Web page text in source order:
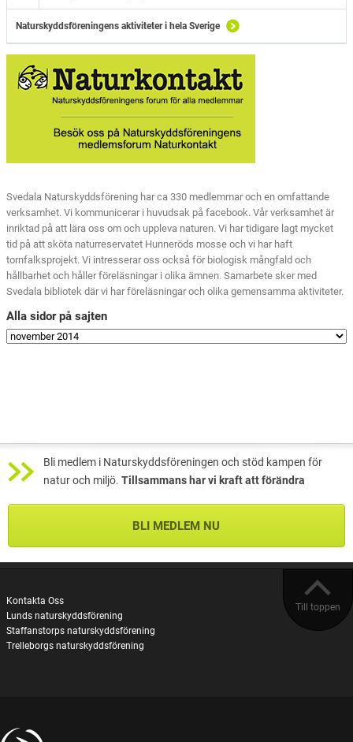
Naturskyddsföreningens aktiviteter i hela Sverige
Svedala Naturskyddsförening har ca 330 medlemmar och en omfattande
verksamhet. Vi kommunicerar i huvudsak på facebook. Vår verksamhet är
inriktad på att lära oss om och uppleva naturen. Vi har tidigare lagt mycket
tid på att sköta naturreservatet Hunneröds mosse och vi har haft
tornfalksprojekt. Vi intresserar oss också för biologisk mångfald och
hållbarhet och håller föreläsningar i olika ämnen. Samarbete sker med
Svedala bibliotek där vi har föreläsningar och olika gemensamma aktiviteter.
Alla sidor på sajten
Bli medlem i Naturskyddsföreningen och stöd kampen för
natur och miljö. Tillsammans har vi kraft att förändra
BLI MEDLEM NU
Till toppen
Kontakta Oss
Lunds naturskyddsförening
Staffanstorps naturskyddsförening
Trelleborgs naturskyddsförening